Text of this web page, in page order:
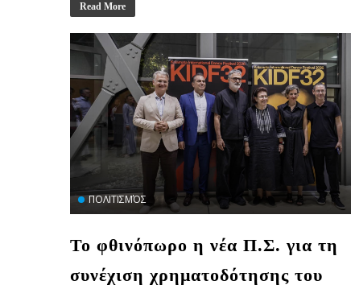
Read More
ΠΟΛΙΤΙΣΜΌΣ
Το φθινόπωρο η νέα Π.Σ. για τη
συνέχιση χρηματοδότησης του